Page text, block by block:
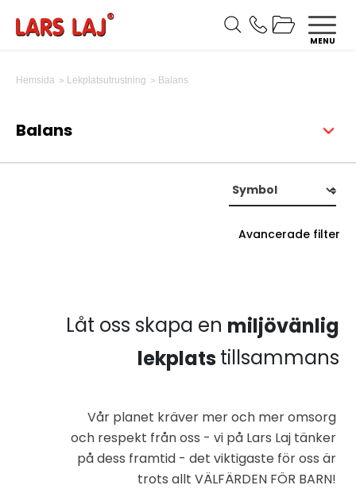
MENU
Hemsida Lekplatsutrustning Balans
Balans
Avancerade filter
Låt oss skapa en miljövänlig
lekplats tillsammans
Vår planet kräver mer och mer omsorg
och respekt från oss - vi på Lars Laj tänker
på dess framtid - det viktigaste för oss är
trots allt VÄLFÄRDEN FÖR BARN!